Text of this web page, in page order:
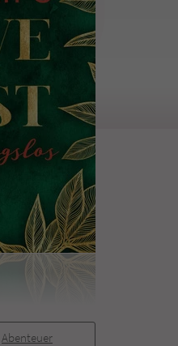
Abenteuer